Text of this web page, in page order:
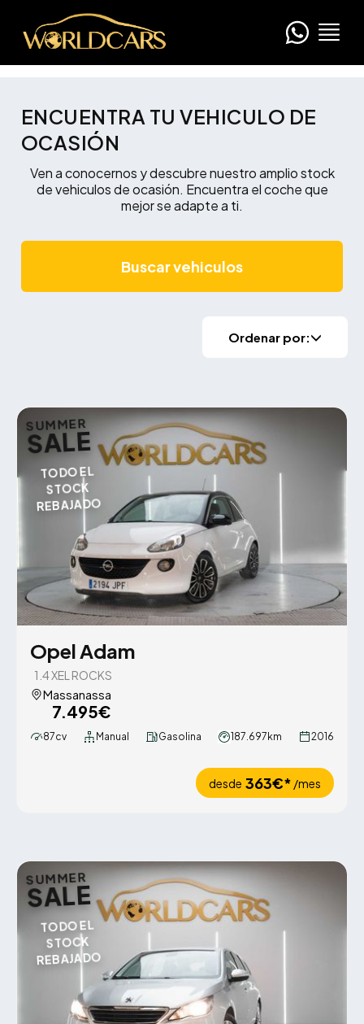
ENCUENTRA TU VEHICULO DE
OCASIÓN
Ven a conocernos y descubre nuestro amplio stock
de vehiculos de ocasión. Encuentra el coche que
mejor se adapte a ti.
Buscar vehiculos
Ordenar por:
SUMMER
SALE
TODO EL
STOCK
REBAJADO
Opel Adam
1.4 XEL ROCKS
Massanassa
7.495€
87cv Manual Gasolina 187.697km 2016
desde 363€* /mes
SUMMER
SALE
TODO EL
STOCK
REBAJADO